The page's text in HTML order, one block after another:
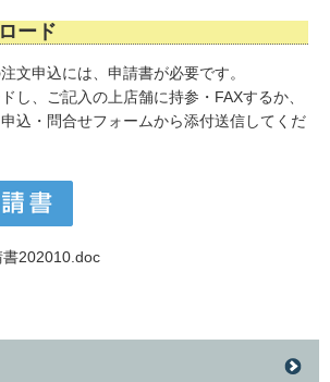
ード
文申込には、申請書が必要です。
し、ご記入の上店舗に持参・FAXするか、
込・問合せフォームから添付送信してくだ
書202010.doc